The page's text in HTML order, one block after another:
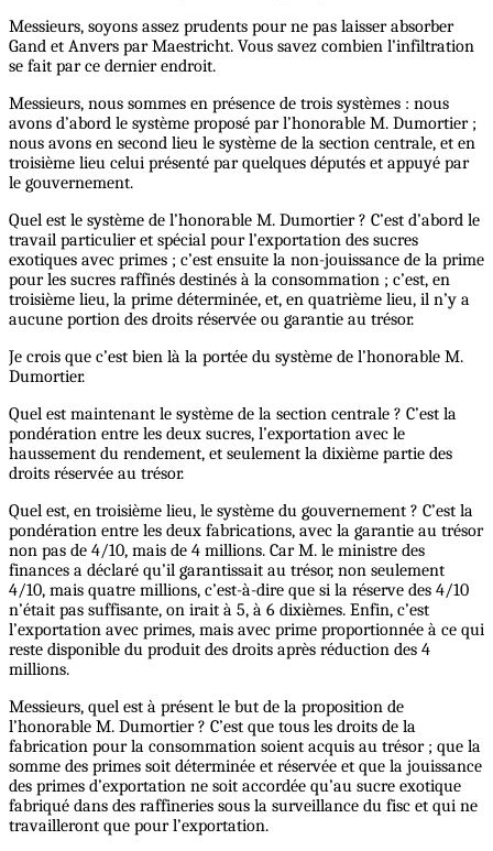
Messieurs, soyons assez prudents pour ne pas laisser absorber
Gand et Anvers par Maestricht. Vous savez combien l’infiltration
se fait par ce dernier endroit.
Messieurs, nous sommes en présence de trois systèmes : nous
avons d’abord le système proposé par l’honorable M. Dumortier ;
nous avons en second lieu le système de la section centrale, et en
troisième lieu celui présenté par quelques députés et appuyé par
le gouvernement.
Quel est le système de l’honorable M. Dumortier ? C’est d’abord le
travail particulier et spécial pour l’exportation des sucres
exotiques avec primes ; c’est ensuite la non-jouissance de la prime
pour les sucres raffinés destinés à la consommation ; c’est, en
troisième lieu, la prime déterminée, et, en quatrième lieu, il n’y a
aucune portion des droits réservée ou garantie au trésor.
Je crois que c’est bien là la portée du système de l’honorable M.
Dumortier.
Quel est maintenant le système de la section centrale ? C’est la
pondération entre les deux sucres, l’exportation avec le
haussement du rendement, et seulement la dixième partie des
droits réservée au trésor.
Quel est, en troisième lieu, le système du gouvernement ? C’est la
pondération entre les deux fabrications, avec la garantie au trésor
non pas de 4/10, mais de 4 millions. Car M. le ministre des
finances a déclaré qu’il garantissait au trésor, non seulement
4/10, mais quatre millions, c’est-à-dire que si la réserve des 4/10
n’était pas suffisante, on irait à 5, à 6 dixièmes. Enfin, c’est
l’exportation avec primes, mais avec prime proportionnée à ce qui
reste disponible du produit des droits après réduction des 4
millions.
Messieurs, quel est à présent le but de la proposition de
l’honorable M. Dumortier ? C’est que tous les droits de la
fabrication pour la consommation soient acquis au trésor ; que la
somme des primes soit déterminée et réservée et que la jouissance
des primes d’exportation ne soit accordée qu’au sucre exotique
fabriqué dans des raffineries sous la surveillance du fisc et qui ne
travailleront que pour l’exportation.